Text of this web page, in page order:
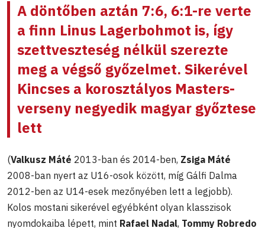
A döntőben aztán 7:6, 6:1-re verte
a finn Linus Lagerbohmot is, így
szettveszteség nélkül szerezte
meg a végső győzelmet. Sikerével
Kincses a korosztályos Masters-
verseny negyedik magyar győztese
lett
(Valkusz Máté 2013-ban és 2014-ben, Zsiga Máté
2008-ban nyert az U16-osok között, míg Gálfi Dalma
2012-ben az U14-esek mezőnyében lett a legjobb).
Kolos mostani sikerével egyébként olyan klasszisok
nyomdokaiba lépett, mint Rafael Nadal, Tommy Robredo